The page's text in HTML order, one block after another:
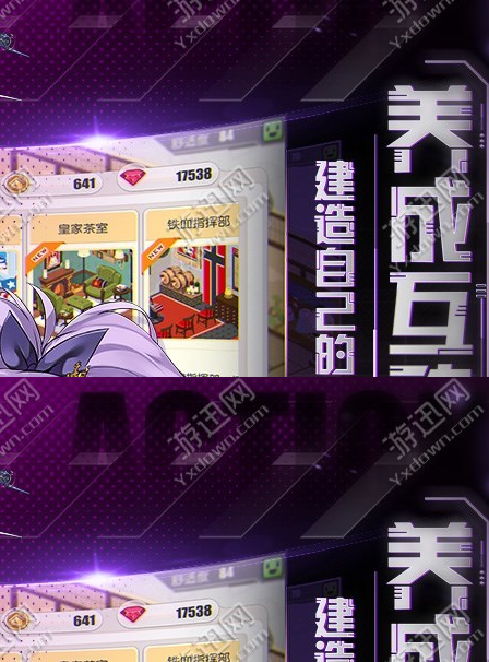
碧蓝航线官网手机版